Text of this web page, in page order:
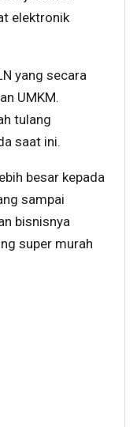
elektronik
yang secara
UMKM.
tulang
saat ini.
besar kepada
sampai
bisnisnya
super murah